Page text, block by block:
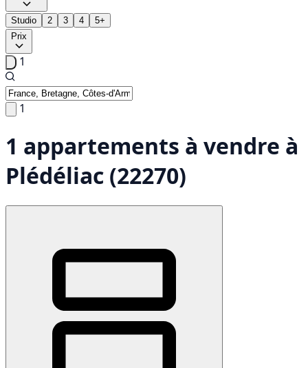
Studio 2 3 4
5+
Prix
1
1
1 appartements à vendre à
Plédéliac (22270)